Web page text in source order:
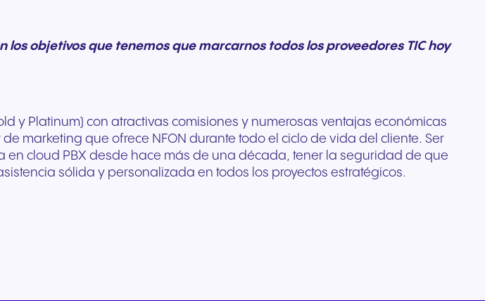
objetivos que tenemos que marcarnos todos los proveedores TIC hoy
y Platinum) con atractivas comisiones y numerosas ventajas económicas
marketing que ofrece NFON durante todo el ciclo de vida del cliente. Ser
cloud PBX desde hace más de una década, tener la seguridad de que
sólida y personalizada en todos los proyectos estratégicos.